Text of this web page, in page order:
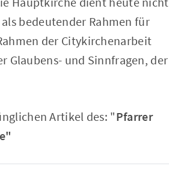
bedeutender Rahmen für
der Citykirchenarbeit
Glaubens- und Sinnfragen, der
Artikel des: "Pfarrer